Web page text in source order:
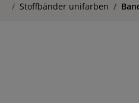
Stoffbänder unifarben